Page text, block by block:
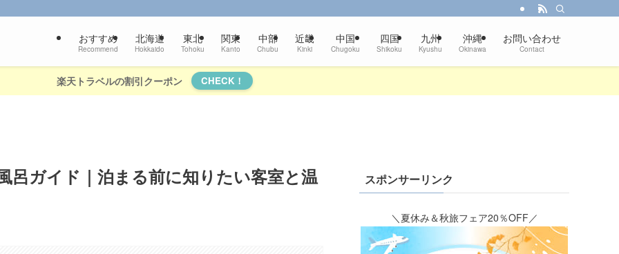
おすすめ
Recommend
北海道
Hokkaido
東北
Tohoku
関東
Kanto
中部
Chubu
近畿
Kinki
中国
Chugoku
四国
Shikoku
九州
Kyushu
沖縄
Okinawa
お問い合わせ
Contact
楽天トラベルの割引クーポン CHECK！
呂ガイド｜泊まる前に知りたい客室と温 スポンサーリンク
＼夏休み＆秋旅フェア20％OFF／